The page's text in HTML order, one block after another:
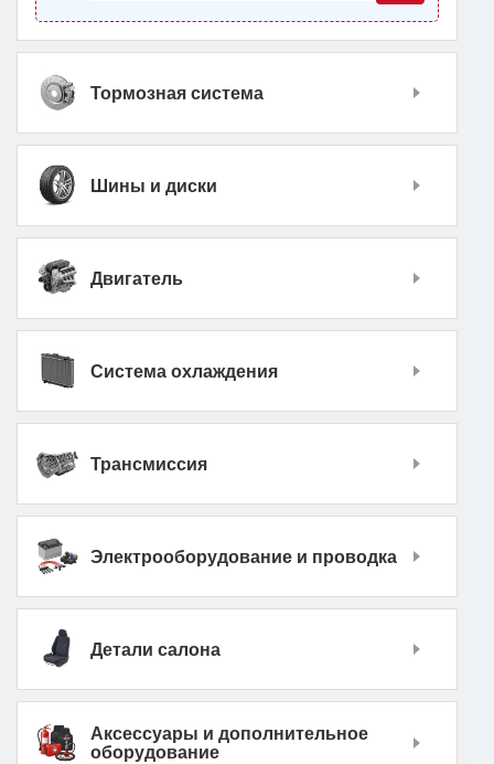
Тормозная система
Шины и диски
Двигатель
Система охлаждения
Трансмиссия
Электрооборудование и проводка
Детали салона
Аксессуары и дополнительное
оборудование